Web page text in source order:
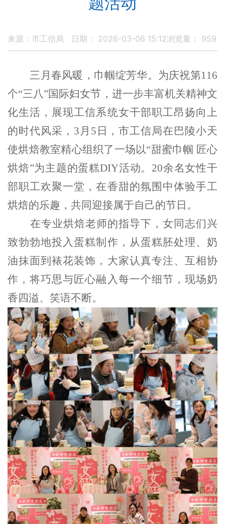
来源：市工信局 日期： 2026-03-06 15:12浏览量： 959
三月春风暖，巾帼绽芳华。为庆祝第116
个“三八”国际妇女节，进一步丰富机关精神文
化生活，展现工信系统女干部职工昂扬向上
的时代风采，3月5日，市工信局在巴陵小天
使烘焙教室精心组织了一场以“甜蜜巾帼 匠心
烘焙”为主题的蛋糕DIY活动。 20余名女性干
部职工欢聚一堂，在香甜的氛围中体验手工
烘焙的乐趣，共同迎接属于自己的节日。
在专业烘焙老师的指导下，女 同志们兴
致勃勃地投入蛋糕制作，从蛋糕胚处理、奶
油抹面到裱花装饰，大家认真专注、互相协
作，将巧思与匠心融入每一个细节，现场奶
香四溢、笑语不断。